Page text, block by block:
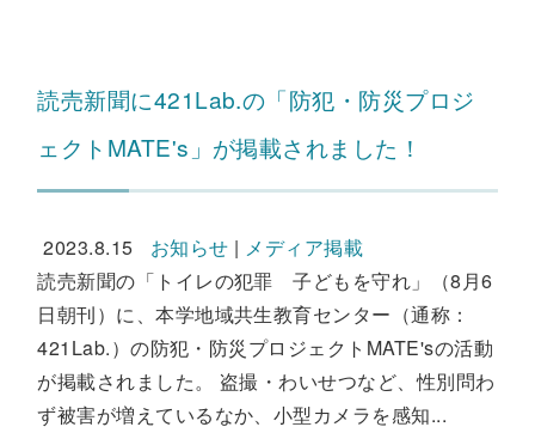
読売新聞に421Lab.の「防犯・防災プロジ
ェクトMATE's」が掲載されました！
2023.8.15 お知らせ | メディア掲載
読売新聞の「トイレの犯罪 子どもを守れ」（8月6
日朝刊）に、本学地域共生教育センター（通称：
421Lab.）の防犯・防災プロジェクトMATE'sの活動
が掲載されました。 盗撮・わいせつなど、性別問わ
ず被害が増えているなか、小型カメラを感知...